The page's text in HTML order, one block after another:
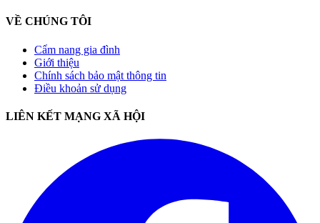
VỀ CHÚNG TÔI
Cẩm nang gia đình
Giới thiệu
Chính sách bảo mật thông tin
Điều khoản sử dụng
LIÊN KẾT MẠNG XÃ HỘI